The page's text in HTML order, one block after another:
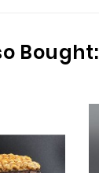
Bought: